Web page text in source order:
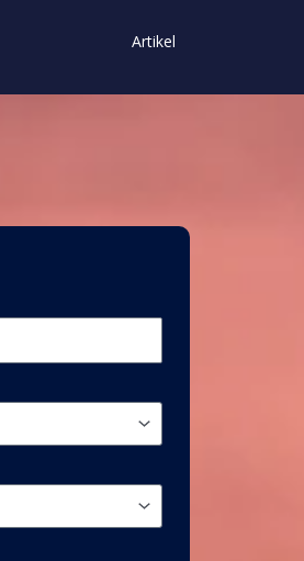
Artikel